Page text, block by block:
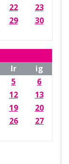
22
23
29
30
lr
ig
5
6
12
13
19
20
26
27